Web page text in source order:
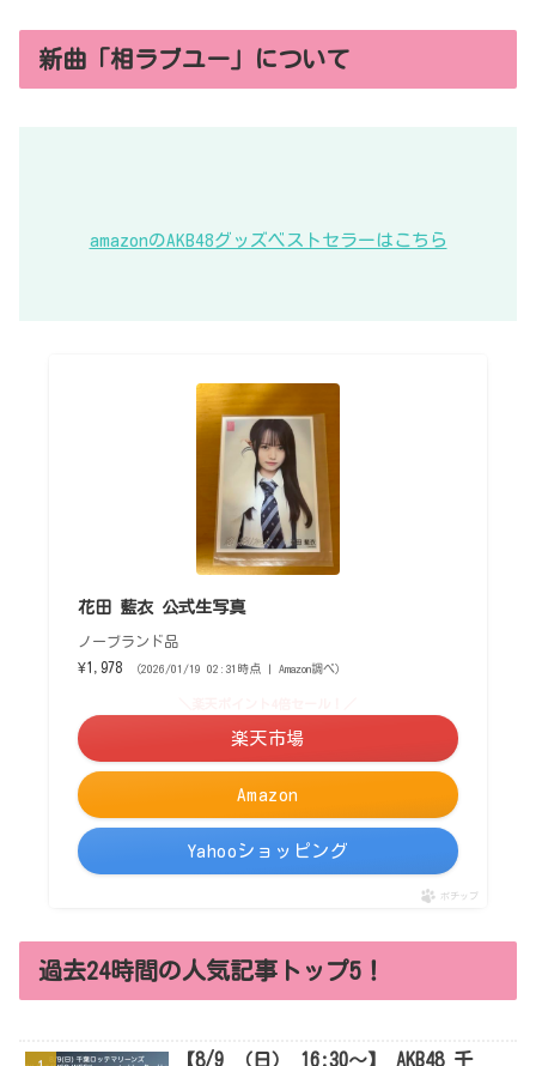
新曲「相ラブユー」について
amazonのAKB48グッズベストセラーはこちら
花田 藍衣 公式生写真
ノーブランド品
¥1,978
（2026/01/19 02:31時点 | Amazon調べ）
Amazon
楽天市場
Yahooショッピング
ポチップ
過去24時間の人気記事トップ5！
【8/9 （日） 16:30～】 AKB48 千